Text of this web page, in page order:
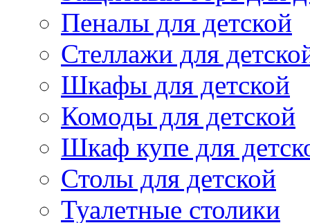
Пеналы для детской
Стеллажи для
Шкафы для детской
Комоды для детской
Шкаф купе для
Столы для детской
Туалетные столики